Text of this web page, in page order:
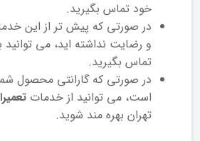
خود تماس بگیرید.
در صورتی که پیش تر از این
و رضایت نداشته اید، می توانید
تماس بگیرید.
در صورتی که گارانتی محصول
است، می توانید از خدمات
تهران بهره مند شوید.